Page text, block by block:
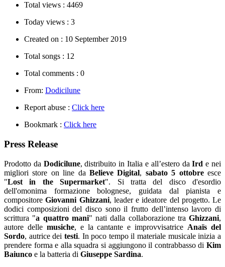
Total views : 4469
Today views : 3
Created on : 10 September 2019
Total songs : 12
Total comments : 0
From: Dodicilune
Report abuse : Click here
Bookmark : Click here
Press Release
Prodotto da Dodicilune, distribuito in Italia e all’estero daIrd e nei
migliori store on line da Believe Digital, sabato 5 ottobreesce
"Lost in the Supermarket". Si tratta del disco d'esordio
dell'omonima formazione bolognese, guidata dal pianista e
compositoreGiovanni Ghizzani, leader e ideatore del progetto. Le
dodici composizioni del disco sono il frutto dell’intenso lavoro di
scrittura "a quattro mani" nati dalla collaborazione tra Ghizzani,
autore delle musiche, e la cantante e improvvisatrice Anaïs del
Sordo, autrice dei testi. In poco tempo il materiale musicale inizia a
prendere forma e alla squadra si aggiungono il contrabbasso di Kim
Baiunco e la batteria di Giuseppe Sardina.